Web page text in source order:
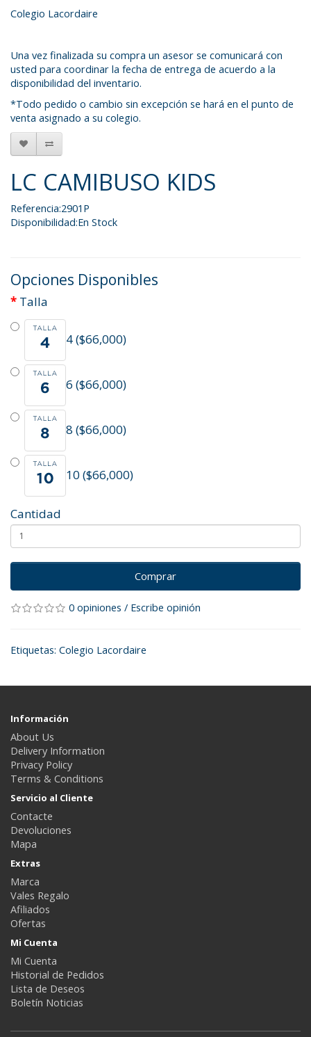
Colegio Lacordaire
Una vez finalizada su compra un asesor se comunicará con
usted para coordinar la fecha de entrega de acuerdo a la
disponibilidad del inventario.
*Todo pedido o cambio sin excepción se hará en el punto de
venta asignado a su colegio.
LC CAMIBUSO KIDS
Referencia:2901P
Disponibilidad:En Stock
Opciones Disponibles
Talla
4 ($66,000)
6 ($66,000)
8 ($66,000)
10 ($66,000)
Cantidad
Comprar
0 opiniones / Escribe opinión
Etiquetas: Colegio Lacordaire
Información
About Us
Delivery Information
Privacy Policy
Terms & Conditions
Servicio al Cliente
Contacte
Devoluciones
Mapa
Extras
Marca
Vales Regalo
Afiliados
Ofertas
Mi Cuenta
Mi Cuenta
Historial de Pedidos
Lista de Deseos
Boletín Noticias